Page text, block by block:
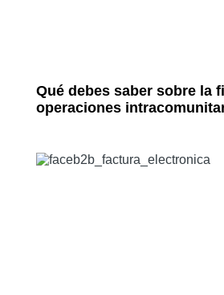
Qué debes saber sobre la
operaciones